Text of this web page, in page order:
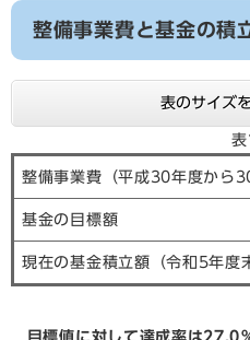
整備事業費と基金の積
表のサイズ
表
整備事業費（平成30年度から
基金の目標額
現在の基金積立額（令和5年度
目標値に対して達成率は27.0